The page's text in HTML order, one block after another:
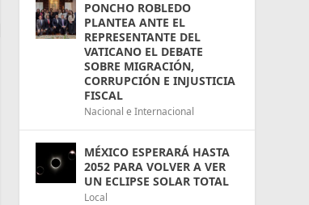
PONCHO ROBLEDO
PLANTEA ANTE EL
REPRESENTANTE DEL
VATICANO EL DEBATE
SOBRE MIGRACIÓN,
CORRUPCIÓN E INJUSTICIA
FISCAL
Nacional e Internacional
MÉXICO ESPERARÁ HASTA
2052 PARA VOLVER A VER
UN ECLIPSE SOLAR TOTAL
Local